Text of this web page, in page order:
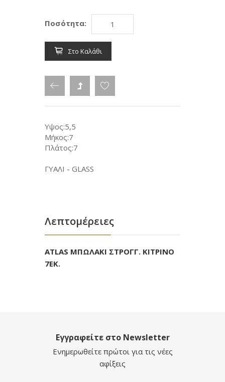
Ποσότητα:
Στο Καλάθι
Υψος:5,5
Μήκος:7
Πλάτος:7
ΓΥΑΛΙ - GLASS
Λεπτομέρειες
ATLAS ΜΠΩΛΑΚΙ ΣΤΡΟΓΓ. ΚΙΤΡΙΝΟ
7ΕΚ.
Εγγραφείτε στο Newsletter
Ενημερωθείτε πρώτοι για τις νέες
αφίξεις